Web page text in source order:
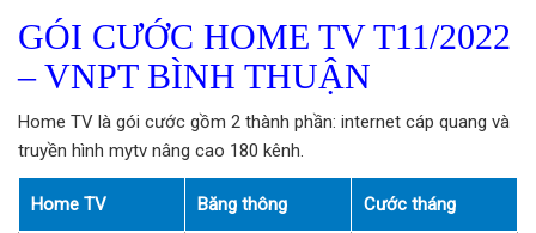
GÓI CƯỚC HOME TV T11/2022
– VNPT BÌNH THUẬN
Home TV là gói cước gồm 2 thành phần: internet cáp quang và
truyền hình mytv nâng cao 180 kênh.
Home TV Băng thông Cước tháng